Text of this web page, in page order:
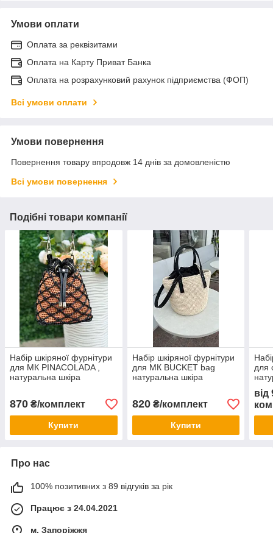
Умови оплати
Оплата за реквізитами
Оплата на Карту Приват Банка
Оплата на розрахунковий рахунок підприємства (ФОП)
Всі умови оплати
Умови повернення
Повернення товару впродовж 14 днів за домовленістю
Всі умови повернення
Подібні товари компанії
Набір шкіряної фурнітури
для МК PINACOLADA ,
натуральна шкіра
870 ₴/комплект
Купити
Набір шкіряної фурнітури
для МК BUCKET bag
натуральна шкіра
820₴/комплект
Купити
для
від
Про нас
100% позитивних з 89 відгуків за рік
Працює з 24.04.2021
м. Запоріжжя